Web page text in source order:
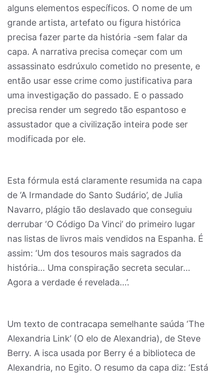
alguns elementos específicos. O nome de um
grande artista, artefato ou figura histórica
precisa fazer parte da história -sem falar da
capa. A narrativa precisa começar com um
assassinato esdrúxulo cometido no presente, e
então usar esse crime como justificativa para
uma investigação do passado. E o passado
precisa render um segredo tão espantoso e
assustador que a civilização inteira pode ser
modificada por ele.
Esta fórmula está claramente resumida na capa
de ‘A Irmandade do Santo Sudário’, de Julia
Navarro, plágio tão deslavado que conseguiu
derrubar ‘O Código Da Vinci’ do primeiro lugar
nas listas de livros mais vendidos na Espanha. É
assim: ‘Um dos tesouros mais sagrados da
história… Uma conspiração secreta secular…
Agora a verdade é revelada…’.
Um texto de contracapa semelhante saúda ‘The
Alexandria Link’ (O elo de Alexandria), de Steve
Berry. A isca usada por Berry é a biblioteca de
Alexandria, no Egito. O resumo da capa diz: ‘Está